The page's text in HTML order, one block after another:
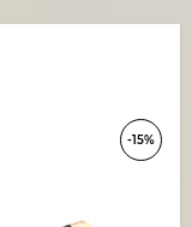
-15%